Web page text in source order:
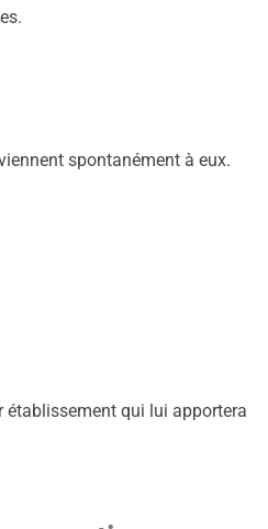
spontanément à eux.
établissement qui lui apportera